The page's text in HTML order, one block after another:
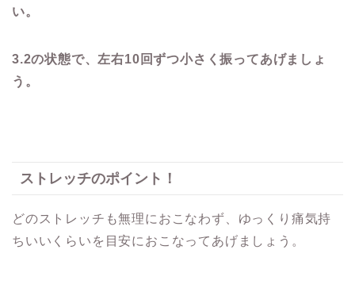
い。
3.2の状態で、左右10回ずつ小さく振ってあげましょ
う。
ストレッチのポイント！
どのストレッチも無理におこなわず、ゆっくり痛気持
ちいいくらいを目安におこなってあげましょう。